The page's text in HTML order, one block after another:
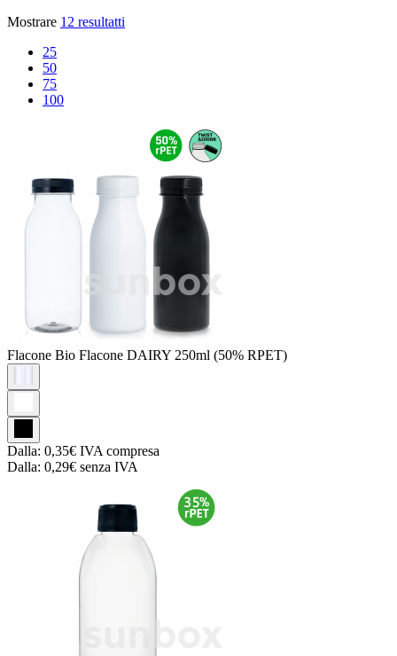
Mostrare 12 resultatti
25
50
75
100
Flacone Bio Flacone DAIRY 250ml (50% RPET)
Dalla: 0,35€ IVA compresa
Dalla: 0,29€ senza IVA